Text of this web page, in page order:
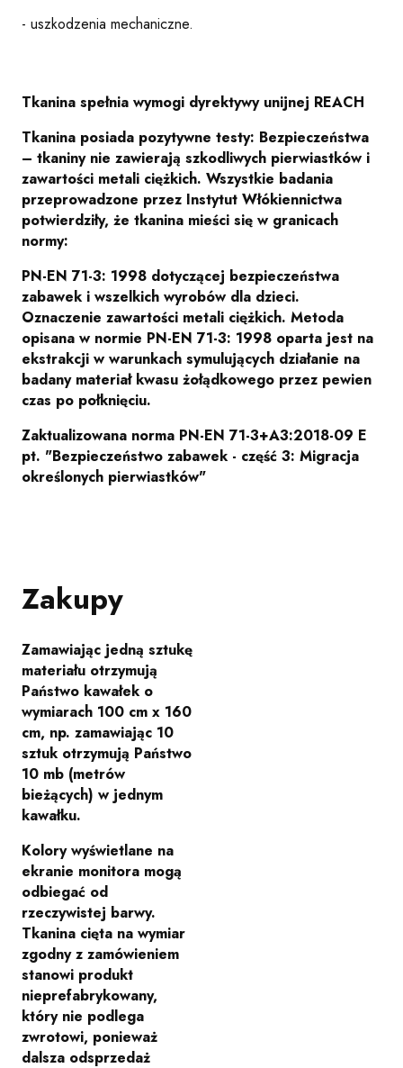
- uszkodzenia mechaniczne.
Tkanina spełnia wymogi dyrektywy unijnej REACH
Tkanina posiada pozytywne testy: Bezpieczeństwa
– tkaniny nie zawierają szkodliwych pierwiastków i
zawartości metali ciężkich. Wszystkie badania
przeprowadzone przez Instytut Włókiennictwa
potwierdziły, że tkanina mieści się w granicach
normy:
PN-EN 71-3: 1998 dotyczącej bezpieczeństwa
zabawek i wszelkich wyrobów dla dzieci.
Oznaczenie zawartości metali ciężkich. Metoda
opisana w normie PN-EN 71-3: 1998 oparta jest na
ekstrakcji w warunkach symulujących działanie na
badany materiał kwasu żołądkowego przez pewien
czas po połknięciu.
Zaktualizowana norma PN-EN 71-3+A3:2018-09 E
pt. "Bezpieczeństwo zabawek - część 3: Migracja
określonych pierwiastków"
Zakupy
Zamawiając jedną sztukę
materiału otrzymują
Państwo kawałek o
wymiarach 100 cm x 160
cm, np. zamawiając 10
sztuk otrzymują Państwo
10 mb (metrów
bieżących) w jednym
kawałku.
Kolory wyświetlane na
ekranie monitora mogą
odbiegać od
rzeczywistej barwy.
Tkanina cięta na wymiar
zgodny z zamówieniem
stanowi produkt
nieprefabrykowany,
który nie podlega
zwrotowi, ponieważ
dalsza odsprzedaż